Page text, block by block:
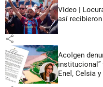
Video |
así
share
Acolgen
institucional”
Enel, Celsia y